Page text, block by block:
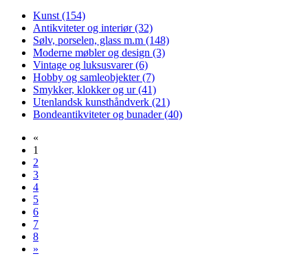
Kunst (154)
Antikviteter og interiør(32)
Sølv, porselen, glass m.m (148)
Moderne møbler og design (3)
Vintage og luksusvarer(6)
Hobby og samleobjekter(7)
Smykker, klokker og ur(41)
Utenlandsk kunsthåndverk (21)
Bondeantikviteter og bunader(40)
«
1
2
3
4
5
6
7
8
»